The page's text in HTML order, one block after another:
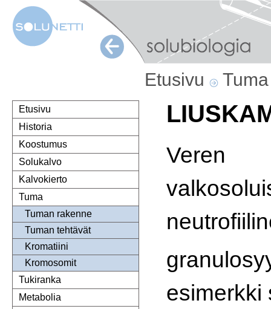
Etusivu
Etusivu
Historia
Koostumus
Solukalvo
Kalvokierto
Tuma
Tuman rakenne
Tuman tehtävät
Kromatiini
Kromosomit
Tukiranka
Metabolia
Veren
esimerkki